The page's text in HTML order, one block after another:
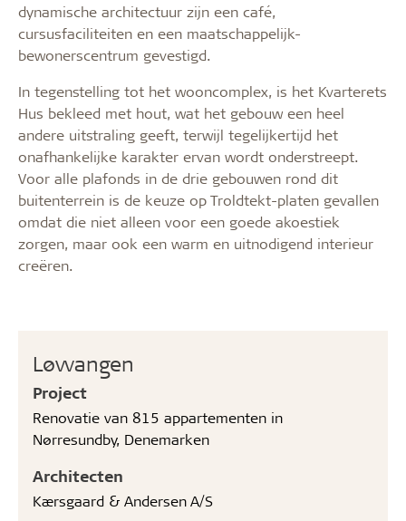
Løvvangen
Project
Renovatie van 815 appartementen in
Nørresundby, Denemarken
Architecten
Kærsgaard & Andersen A/S
dynamische architectuur zijn een café,
cursusfaciliteiten en een maatschappelijk-
bewonerscentrum gevestigd.
In tegenstelling tot het wooncomplex, is het Kvarterets
Hus bekleed met hout, wat het gebouw een heel
andere uitstraling geeft, terwijl tegelijkertijd het
onafhankelijke karakter ervan wordt onderstreept.
Voor alle plafonds in de drie gebouwen rond dit
buitenterrein is de keuze op Troldtekt-platen gevallen
omdat die niet alleen voor een goede akoestiek
zorgen, maar ook een warm en uitnodigend interieur
creëren.